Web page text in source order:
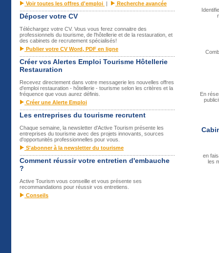
Voir toutes les offres d'emploi |
Recherche avancée
Déposer votre CV
Téléchargez votre CV. Vous vous ferez connaitre des
professionnels du tourisme, de l'hôtellerie et de la restauration, et
des cabinets de recrutement spécialisés!
Publier votre CV Word, PDF en ligne
Créer vos Alertes Emploi Tourisme Hôtellerie
Restauration
Recevez directement dans votre messagerie les nouvelles offres
d'emploi restauration - hôtellerie - tourisme selon les critères et la
fréquence que vous aurez définis.
Créer une Alerte Emploi
Les entreprises du tourisme recrutent
Chaque semaine, la newsletter d'Active Tourism présente les
entreprises du tourisme avec des projets innovants, sources
d'opportunités professionnelles pour vous.
S'abonner à la newsletter du tourisme
Comment réussir votre entretien d'embauche
?
Active Tourism vous conseille et vous présente ses
recommandations pour réussir vos entretiens.
Conseils
En
en
les